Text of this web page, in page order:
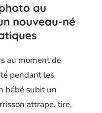
au
nouveau-né
au moment de
pendant les
bébé subit un
attrape, tire,